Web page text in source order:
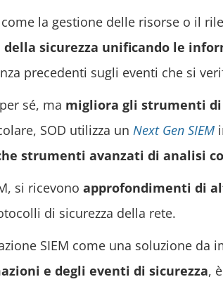
la gestione delle risorse o il
sicurezza unificando le
precedenti sugli eventi che si
sé, ma migliora gli strumenti di
SOD utilizza un Next Gen SIEM
strumenti avanzati di analisi
si ricevono approfondimenti di
di sicurezza della rete.
SIEM come una soluzione da
e degli eventi di sicurezza,